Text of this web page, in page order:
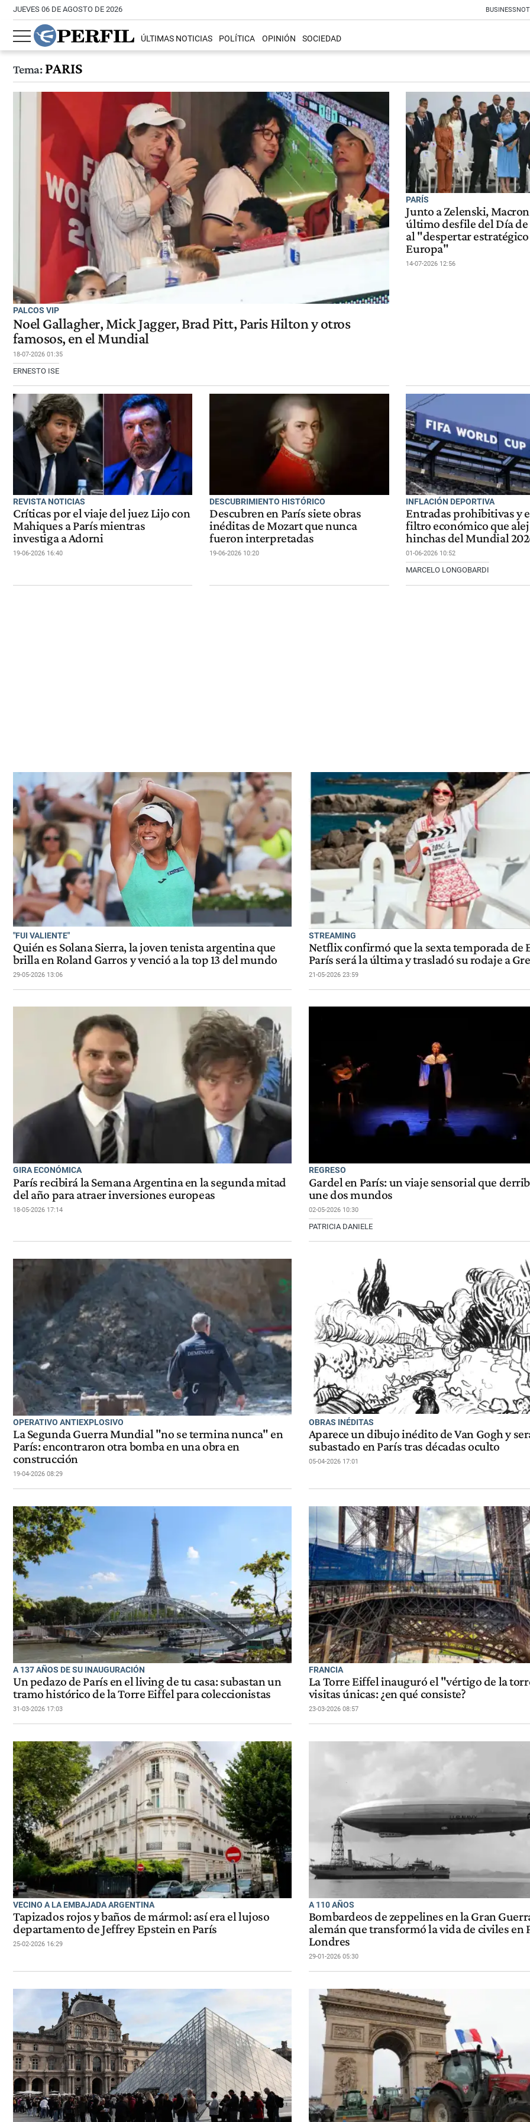
JUEVES 06 DE AGOSTO DE 2026 BUSINESS
ÚLTIMAS NOTICIAS POLÍTICA OPINIÓN SOCIEDAD
Tema:PARIS
PALCOS VIP
Noel Gallagher, Mick Jagger, Brad Pitt, Paris Hilton y otros
famosos, en el Mundial
18-07-2026 01:35
ERNESTO ISE
PARÍS
Junto a Zelenski,
último desfile del Día de
al "despertar
Europa"
14-07-2026 12:56
REVISTA NOTICIAS
Críticas por el viaje del juez Lijo con
Mahiques a París mientras
investiga a Adorni
19-06-2026 16:40
DESCUBRIMIENTO HISTÓRICO
Descubren en París siete obras
inéditas de Mozart que nunca
fueron interpretadas
19-06-2026 10:20
INFLACIÓN DEPORTIVA
Entradas prohibitivas y
filtro económico que
hinchas del Mundial
01-06-2026 10:52
MARCELO LONGOBARDI
"FUI VALIENTE"
Quién es Solana Sierra, la joven tenista argentina que
brilla en Roland Garros y venció a la top 13 del mundo
29-05-2026 13:06
STREAMING
Netflix confirmó que la sexta temporada de
París será la última y trasladó su rodaje a
21-05-2026 23:59
GIRA ECONÓMICA
París recibirá la Semana Argentina en la segunda mitad
del año para atraer inversiones europeas
18-05-2026 17:14
REGRESO
Gardel en París: un viaje sensorial que
une dos mundos
02-05-2026 10:30
PATRICIA DANIELE
OPERATIVO ANTIEXPLOSIVO
La Segunda Guerra Mundial "no se termina nunca" en
París: encontraron otra bomba en una obra en
construcción
19-04-2026 08:29
OBRAS INÉDITAS
Aparece un dibujo inédito de Van Gogh y
subastado en París tras décadas oculto
05-04-2026 17:01
A 137 AÑOS DE SU INAUGURACIÓN
Un pedazo de París en el living de tu casa: subastan un
tramo histórico de la Torre Eiffel para coleccionistas
31-03-2026 17:03
FRANCIA
La Torre Eiffel inauguró el "vértigo de la
visitas únicas: ¿en qué consiste?
23-03-2026 08:57
VECINO A LA EMBAJADA ARGENTINA
Tapizados rojos y baños de mármol: así era el lujoso
departamento de Jeffrey Epstein en París
25-02-2026 16:29
A 110 AÑOS
Bombardeos de zeppelines en la Gran
alemán que transformó la vida de civiles en
Londres
29-01-2026 05:30